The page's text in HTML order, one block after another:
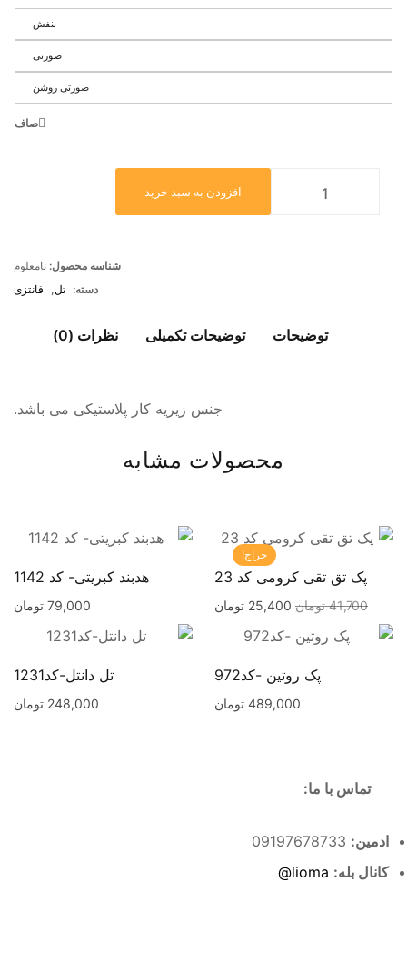
بنفش
صورتی
صورتی روشن
صاف
افزودن به سبد خرید
شناسه محصول: نامعلوم
دسته: تل, فانتزی
توضیحات توضیحات تکمیلی نظرات (0)
جنس زیریه کار پلاستیکی می باشد.
محصولات مشابه
حراج!
پک تق تقی کرومی کد 23
41,700 تومان 25,400 تومان
هدبند کبریتی- کد 1142
79,000 تومان
پک روتین -کد972
489,000 تومان
تل دانتل-کد1231
248,000 تومان
تماس با ما:
ادمین:
کانال بله: lioma@